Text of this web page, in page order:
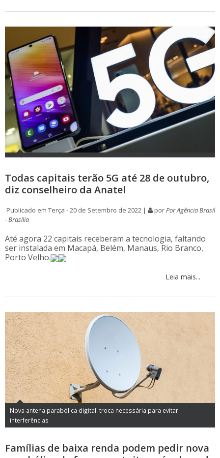
Todas capitais terão 5G até 28 de outubro,
diz conselheiro da Anatel
Publicado em Terça - 20 de Setembro de 2022 | porPor Agência Brasil
- Brasília
Até agora 22 capitais receberam a tecnologia, faltando
ser instalada em Macapá, Belém, Manaus, Rio Branco,
Porto Velho.
Leia mais...
Nova antena parabólica digital: troca necessária para evitar
interferências
Famílias de baixa renda podem pedir nova